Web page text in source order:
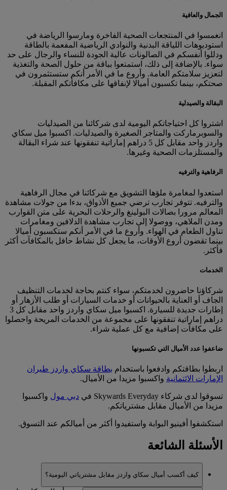
الجمال والعافية
انغمسوا في المنتجعات الصحية الفاخرة ومارسوا الرياضة في
استوديوهات اللياقة البدنية والنوادي الرياضية المفعمة بالطاقة
ودللوا أنفسكم في الصالونات عالية الجودة للنساء والرجال على حد
سواء. بالإضافة إلى ذلك، استمتعوا بباقة من حلول الصحة والتغذية
لتعزيز سلامتكم العامة. وأروع ما في الأمر أنكم ستستثمرون في
صحتكم، بينما تكسبون أميالا لإنفاقها على مكافأتكم المقبلة.
البقالة والصيدلية
اشتروا كل احتياجاتكم اليومية لدى شركائنا من الصيدليات
والسوبرماركت والمتاجر الصغيرة والصيدليات. اكسبوا ميل سكاي
واردز واحد مقابل كل 5 دراهم إماراتية تنفقونها عند شراء البقالة
والمستلزمات الصحية وغيرها.
الرفاهية والترفيه
استعدوا لمغامرة ملؤها التشويق مع شركائنا في مجال الرفاهية
والترفيه. تتوفر تجارب ترضي جميع الأذواق، بدءا من جولات مشاهدة
المعالم مرورا بصالات البولينغ والرحلات البحرية على متن القوارب
ومدن الملاهي، ووصولا إلى تجارب مشاهدة الدلافين ومغامرات
تناول الطعام في الهواء. وأروع ما في الأمر أنكم ستكسبون أميالا
بينما تقضون أروع الأوقات، ما يجعل كل نشاط حافل بالمكافآت أكثر
فأكثر.
الخدمات
شركاؤنا حاضرون لخدمتكم، سواء كنتم بحاجة لخدمات التنظيف
الجاف أو العناية بالحيوانات أو خدمات السيارات أو طلب الأزهار أو
إطارات جديدة للسيارة. اكسبوا ميل سكاي واردز واحد مقابل كل 3
دراهم إماراتية تنفقونها على مجموعة من الخدمات المريحة واحصلوا
على مكافآت إضافية مع كل عملية شراء.
ضاعفوا عدد الأميال التي تكسبونها
اربطوا بطاقتكم وادفعوا باستخدام بطاقة سكاي واردز طيران
الإمارات الائتمانية واكسبوا مزيدا من الأميال.
تسوقوا لدى شركاء Skywards Everyday في دبي مول واكسبوا
مزيدا من الأميال مقابل مشترياتكم.
استكشفوا أفينيو البوابة واستفيدوا أكثر من أميالكم عند التسوق.
الأسئلة الشائعة
كيف أكسب أميال سكاي واردز مقابل مشترياتي اليومية؟